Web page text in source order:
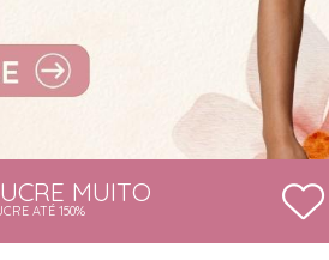
MUITO
ATÉ 150%